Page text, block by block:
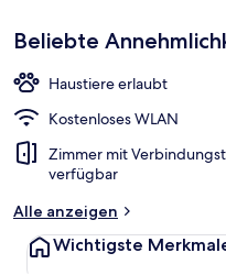
Beliebte
Haustiere erlaubt
Kostenloses WLAN
Zimmer mit
verfügbar
Alle anzeigen
Wichtigste